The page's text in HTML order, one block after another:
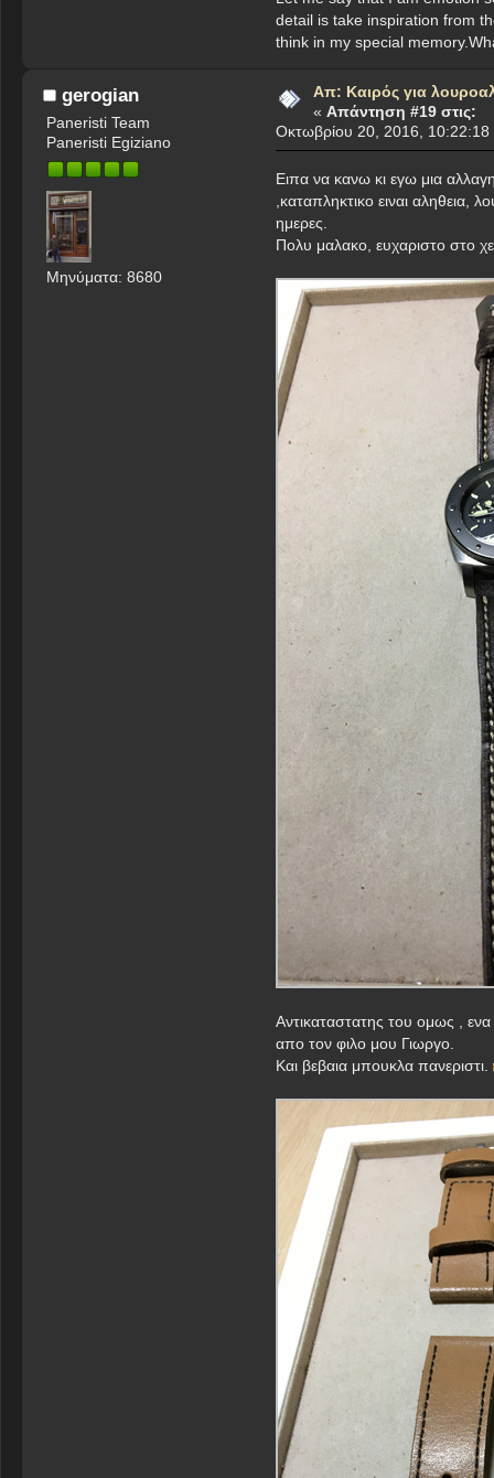
detail is take inspiration from
think in my special
gerogian
Paneristi Team
Paneristi Egiziano
Μηνύματα: 8680
Απ: Καιρός για
« Απάντηση #19 στις:
Οκτωβρίου 20, 2016, 10:22:18
Ειπα να κανω κι εγω μια
,καταπληκτικο ειναι αληθεια,
ημερες.
Πολυ μαλακο, ευχαριστο στο
Αντικαταστατης του ομως ,
απο τον φιλο μου Γιωργο.
Και βεβαια μπουκλα πανεριστι.